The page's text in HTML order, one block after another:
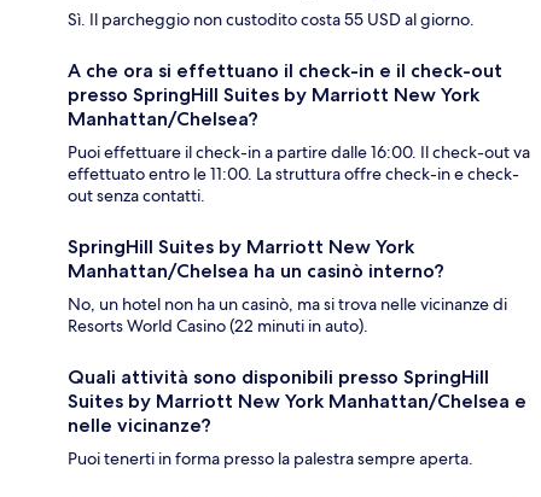
Sì. Il parcheggio non custodito costa 55 USD al giorno.
A che ora si effettuano il check-in e il check-out
presso SpringHill Suites by Marriott New York
Manhattan/Chelsea?
Puoi effettuare il check-in a partire dalle 16:00. Il check-out va
effettuato entro le 11:00. La struttura offre check-in e check-
out senza contatti.
SpringHill Suites by Marriott New York
Manhattan/Chelsea ha un casinò interno?
No, un hotel non ha un casinò, ma si trova nelle vicinanze di
Resorts World Casino (22 minuti in auto).
Quali attività sono disponibili presso SpringHill
Suites by Marriott New York Manhattan/Chelsea e
nelle vicinanze?
Puoi tenerti in forma presso la palestra sempre aperta.